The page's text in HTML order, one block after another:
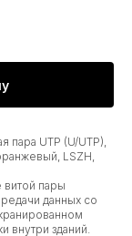
пара UTP (U/UTP),
LSZH,
витой пары
данных со
внутри зданий.